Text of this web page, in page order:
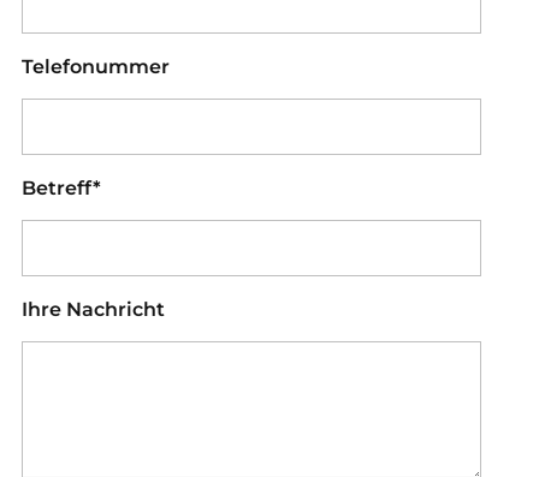
Telefonummer
Betreff*
Ihre Nachricht